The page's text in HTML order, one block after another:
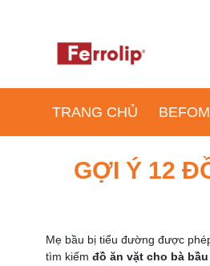
TRANG CHỦ
GỢI Ý 12
Mẹ bầu bị tiểu đường được
tìm kiếm đồ ăn vặt cho bà